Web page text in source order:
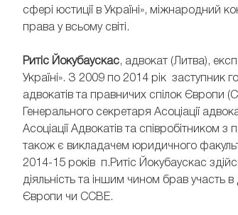
сфері юстиції в Україні», міжнародний
права у всьому світі.
Ритіс Йокубаускас, адвокат (Литва),
Україні». З 2009 по 2014 рік заступник
адвокатів та правничих спілок Європи
Генерального секретаря Асоціації
Асоціації Адвокатів та співробітником з
також є викладачем юридичного
2014-15 років п.Ритіс Йокубаускас
діяльність та іншим чином брав участь
Європи чи CCBE.